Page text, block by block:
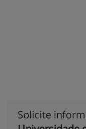
Solicite